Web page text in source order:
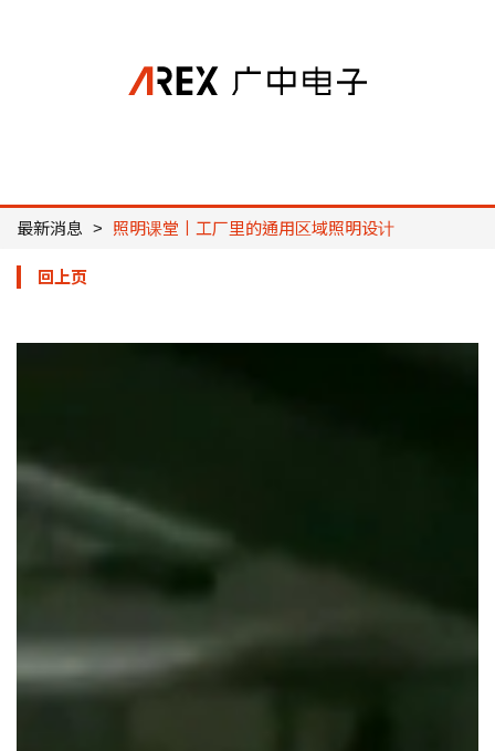
最新消息 照明课堂丨工厂里的通用区域照明设计
回上页